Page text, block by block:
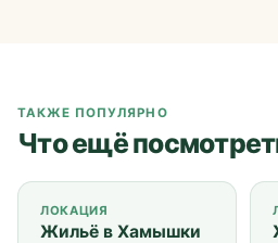
ТАКЖЕ ПОПУЛЯРНО
Что ещё
ЛОКАЦИЯ
Жильё в Хамышки